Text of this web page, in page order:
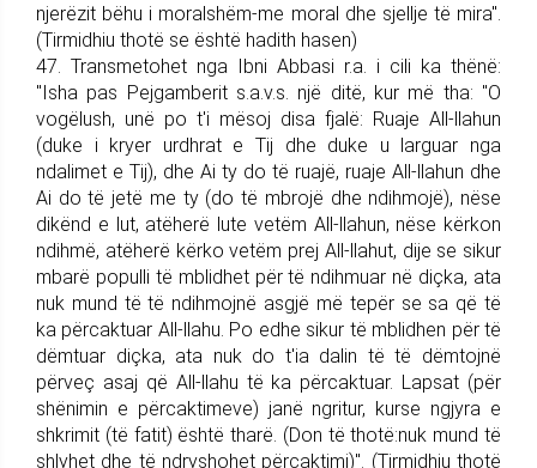
njerëzit bëhu i moralshëm-me moral dhe sjellje të mira".
(Tir­mi­dhiu thotë se është hadith hasen)
47. Trans­me­tohet nga Ibni Ab­basi r.a. i cili ka thënë:
"Isha pas Pej­gam­be­rit s.a.v.s. një ditë, kur më tha: "O
vogëlush, unë po t'i mësoj disa fjalë: Ruaje All-llahun
(duke i kryer urdhrat e Tij dhe duke u larguar nga
ndalimet e Tij), dhe Ai ty do të ruajë, ruaje All-llahun dhe
Ai do të jetë me ty (do të mbrojë dhe ndihmojë), nëse
dikënd e lut, atëherë lute vetëm All-llahun, nëse kërkon
ndihmë, atëherë kërko vetëm prej All-lla­hut, dije se sikur
mbarë populli të mblidhet për të ndihmuar në diçka, ata
nuk mu­nd të të ndihmojnë as­gjë më tepër se sa që të
ka për­caktuar All-llahu. Po edhe sikur të mblidhen për të
dëmtuar diçka, ata nuk do t'ia dalin të të dëmtojnë
përveç asaj që All-llahu të ka për­caktuar. Lapsat (për
shënimin e përcaktimeve) janë ngri­tur, kurse ngjyra e
shkrimit (të fatit) është tharë. (Don të thotë:nuk mund të
shlyhet dhe të ndryshohet përcak­timi)". (Tirmidhiu thotë